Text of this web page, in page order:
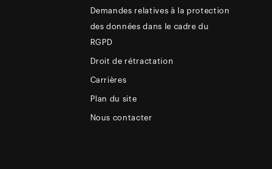
Demandes relatives à la protection
des données dans le cadre du
RGPD
Droit de rétractation
Carrières
Plan du site
Nous contacter